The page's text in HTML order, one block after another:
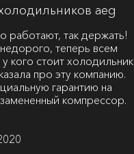
aeg
работают, так держать!
теперь всем
кого стоит холодильник
про эту компанию.
гарантию на
компрессор.